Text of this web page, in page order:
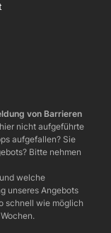
von Barrieren
nicht aufgeführte
aufgefallen? Sie
Bitte nehmen
welche
unseres Angebots
schnell wie möglich